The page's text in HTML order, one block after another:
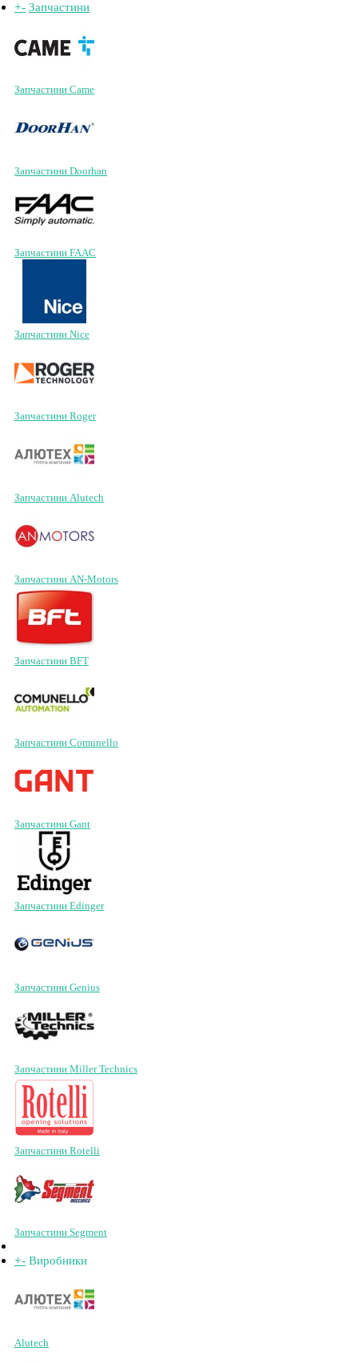
+- Запчастини
Запчастини Came
Запчастини Doorhan
Запчастини FAAC
Запчастини Nice
Запчастини Roger
Запчастини Alutech
Запчастини AN-Motors
Запчастини BFT
Запчастини Comunello
Запчастини Gant
Запчастини Edinger
Запчастини Genius
Запчастини Miller Technics
Запчастини Rotelli
Запчастини Segment
+- Виробники
Alutech